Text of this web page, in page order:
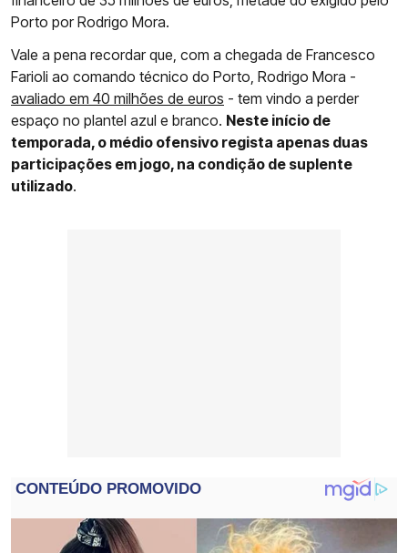
Porto por Rodrigo Mora.
Vale a pena recordar que, com a chegada de Francesco
Farioli ao comando técnico do Porto, Rodrigo Mora -
avaliado em 40 milhões de euros - tem vindo a perder
espaço no plantel azul e branco. Neste início de
temporada, o médio ofensivo regista apenas duas
participações em jogo, na condição de suplente
utilizado.